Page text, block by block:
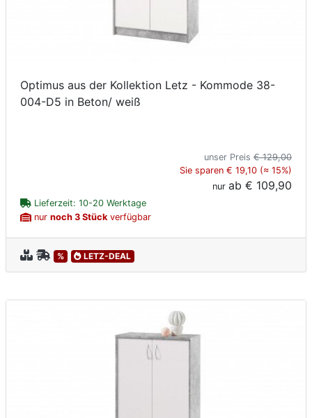
Optimus aus der Kollektion Letz - Kommode 38-
004-D5 in Beton/ weiß
unser Preis € 129,00
Sie sparen € 19,10 (≈ 15%)
nur ab € 109,90
Lieferzeit: 10-20 Werktage
nur noch 3 Stückverfügbar
% LETZ-DEAL